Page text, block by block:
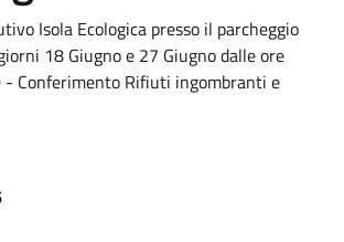
Isola Ecologica presso il parcheggio
18 Giugno e 27 Giugno dalle ore
- Conferimento Rifiuti ingombranti e